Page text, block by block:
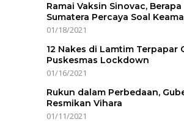
Ramai Vaksin Sinovac,
Sumatera Percaya Soal
01/18/2021
12 Nakes di Lamtim Terpapar
Puskesmas Lockdown
01/16/2021
Rukun dalam Perbedaan,
Resmikan Vihara
01/11/2021